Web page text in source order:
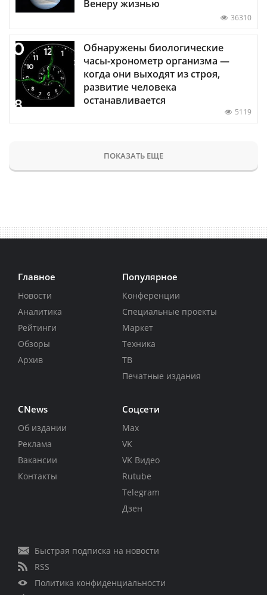
Венеру жизнью
36310
Обнаружены биологические
часы-хронометр организма —
когда они выходят из строя,
развитие человека
останавливается
5119
ПОКАЗАТЬ ЕЩЕ
Главное
Новости
Аналитика
Рейтинги
Обзоры
Архив
Популярное
Конференции
Специальные проекты
Маркет
Техника
ТВ
Печатные издания
CNews
Об издании
Реклама
Вакансии
Контакты
Соцсети
Max
VK
VK Видео
Rutube
Telegram
Дзен
Быстрая подписка на новости
RSS
Политика конфиденциальности